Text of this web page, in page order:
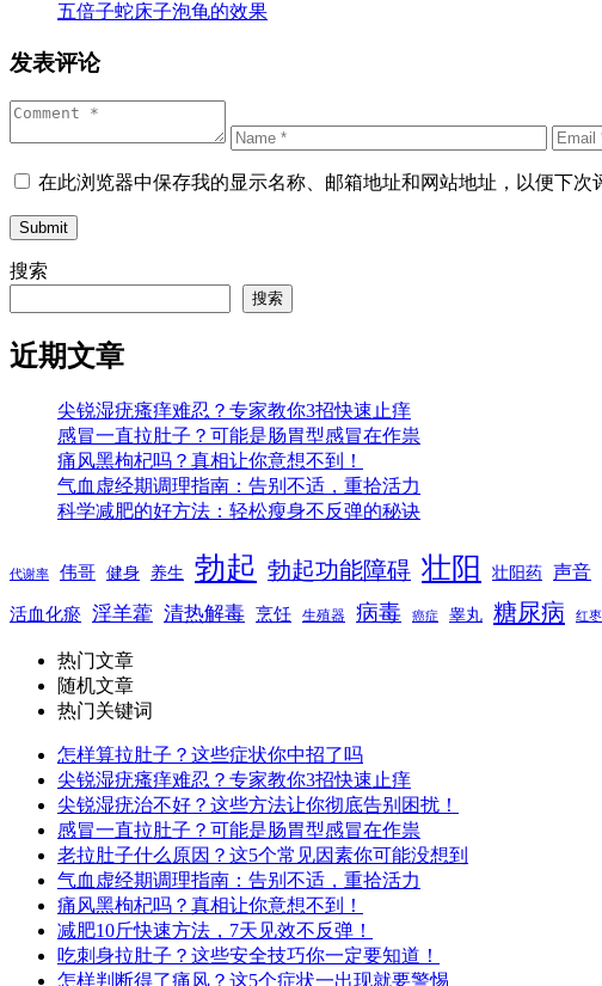
五倍子蛇床子泡龟的效果
发表评论
在此浏览器中保存我的显示名称、邮箱地址和网站地址，以便下次
Submit
搜索
搜索
近期文章
尖锐湿疣瘙痒难忍？专家教你3招快速止痒
感冒一直拉肚子？可能是肠胃型感冒在作祟
痛风黑枸杞吗？真相让你意想不到！
气血虚经期调理指南：告别不适，重拾活力
科学减肥的好方法：轻松瘦身不反弹的秘诀
代谢率 伟哥 健身 养生 勃起 勃起功能障碍 壮阳 壮阳药 声音
活血化瘀 淫羊藿 清热解毒 烹饪 生殖器 病毒 癌症 睾丸 糖尿病 红枣
热门文章
随机文章
热门关键词
怎样算拉肚子？这些症状你中招了吗
尖锐湿疣瘙痒难忍？专家教你3招快速止痒
尖锐湿疣治不好？这些方法让你彻底告别困扰！
感冒一直拉肚子？可能是肠胃型感冒在作祟
老拉肚子什么原因？这5个常见因素你可能没想到
气血虚经期调理指南：告别不适，重拾活力
痛风黑枸杞吗？真相让你意想不到！
减肥10斤快速方法，7天见效不反弹！
吃刺身拉肚子？这些安全技巧你一定要知道！
怎样判断得了痛风？这5个症状一出现就要警惕